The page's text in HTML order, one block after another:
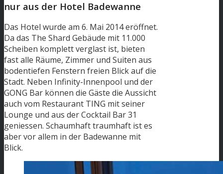
nur aus der Hotel Badewanne
Das Hotel wurde am 6. Mai 2014 eröffnet.
Da das The Shard Gebäude mit 11.000
Scheiben komplett verglast ist, bieten
fast alle Räume, Zimmer und Suiten aus
bodentiefen Fenstern freien Blick auf die
Stadt. Neben Infinity-Innenpool und der
GONG Bar können die Gäste die Aussicht
auch vom Restaurant TING mit seiner
Lounge und aus der Cocktail Bar 31
geniessen. Schaumhaft traumhaft ist es
aber vor allem in der Badewanne mit
Blick.